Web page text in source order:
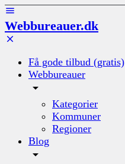
Webbureauer.dk
Få gode tilbud (gratis)
Webbureauer
Kategorier
Kommuner
Regioner
Blog